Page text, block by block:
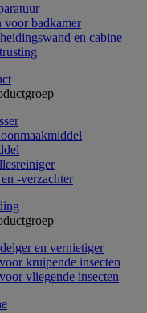
voor badkamer
en cabine
-verzachter
en vernietiger
kruipende insecten
vliegende insecten